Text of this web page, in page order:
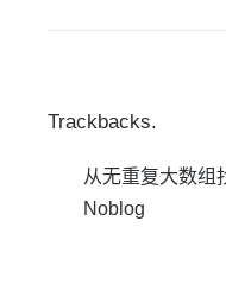
Trackbacks.
从无重复大数组
Noblog